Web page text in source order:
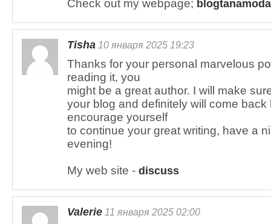
Check out my webpage;
Tisha 10 января 2025 19:23
Thanks for your personal marvelous
reading it, you
might be a great author. I will make
your blog and definitely will come back
encourage yourself
to continue your great writing, have a
evening!
My web site - discuss
Valerie 11 января 2025 02:00